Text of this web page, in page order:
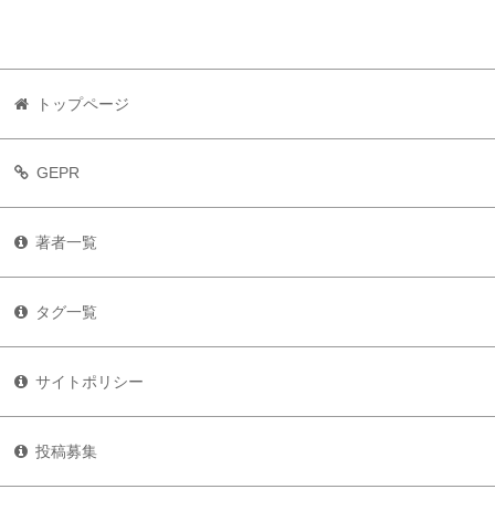
トップページ
GEPR
著者一覧
タグ一覧
サイトポリシー
投稿募集